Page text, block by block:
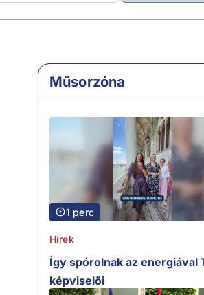
Műsorzóna
1 perc
Hírek
Így spórolnak az energiával
képviselői